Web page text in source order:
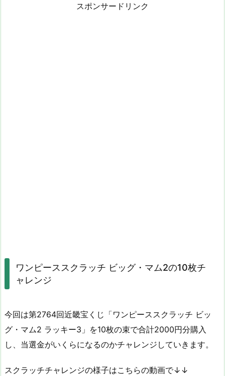
スポンサードリンク
ワンピーススクラッチ ビッグ・マム2の10枚チ
ャレンジ
今回は第2764回近畿宝くじ「ワンピーススクラッチ ビッ
グ・マム2 ラッキー3」を10枚の束で合計2000円分購入
し、当選金がいくらになるのかチャレンジしていきます。
スクラッチチャレンジの様子はこちらの動画で↓↓